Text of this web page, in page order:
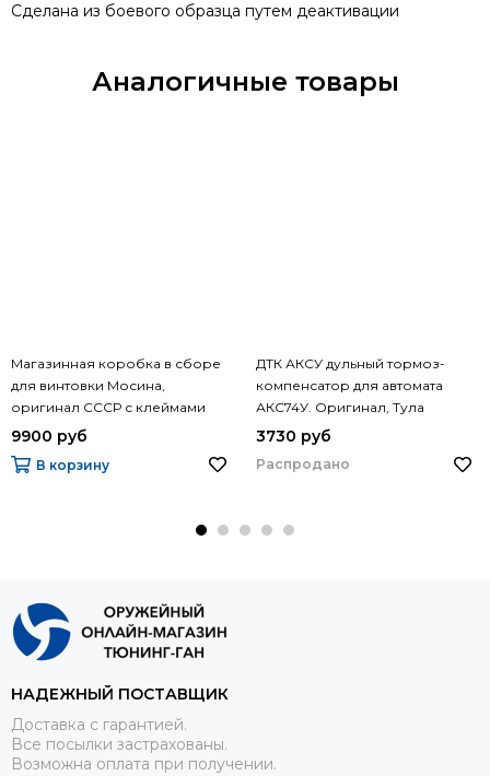
Сделана из боевого образца путем деактивации
Аналогичные товары
Магазинная коробка в сборе
для винтовки Мосина,
оригинал СССР с клеймами
9900 руб
В корзину
ДТК АКСУ дульный тормоз-
компенсатор для автомата
АКС74У. Оригинал, Тула
3730 руб
Распродано
НАДЕЖНЫЙ ПОСТАВЩИК
Доставка с гарантией.
Все посылки застрахованы.
Возможна оплата при получении.